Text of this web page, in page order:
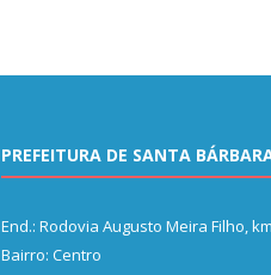
PREFEITURA DE SANTA
End.: Rodovia Augusto Meira Filho,
Bairro: Centro